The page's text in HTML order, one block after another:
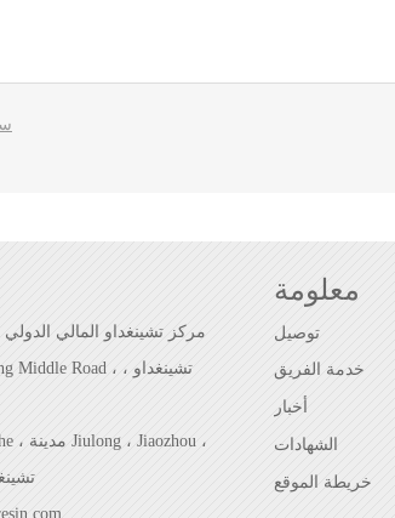
معلومة
توصيل
خدمة الفريق
أخبار
الشهادات
خريطة الموقع